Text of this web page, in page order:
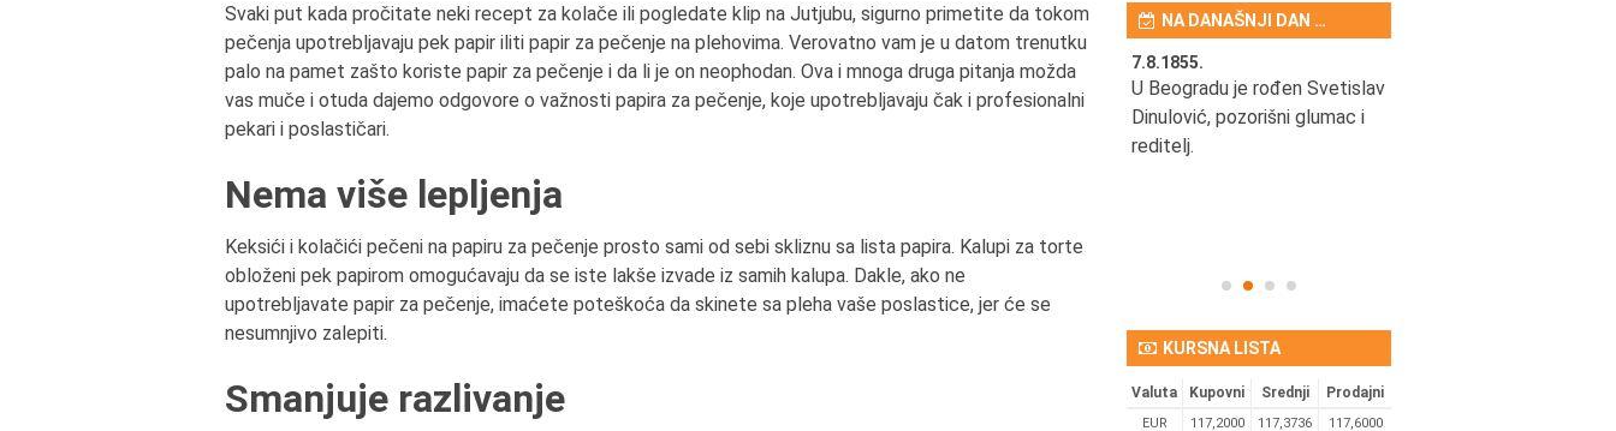
Svaki put kada pročitate neki recept za kolače ili pogledate klip na Jutjubu, sigurno primetite da tokom
pečenja upotrebljavaju pek papir iliti papir za pečenje na plehovima. Verovatno vam je u datom trenutku
palo na pamet zašto koriste papir za pečenje i da li je on neophodan. Ova i mnoga druga pitanja možda
vas muče i otuda dajemo odgovore o važnosti papira za pečenje, koje upotrebljavaju čak i profesionalni
pekari i poslastičari.
Nema više lepljenja
Keksići i kolačići pečeni na papiru za pečenje prosto sami od sebi skliznu sa lista papira. Kalupi za torte
obloženi pek papirom omogućavaju da se iste lakše izvade iz samih kalupa. Dakle, ako ne
upotrebljavate papir za pečenje, imaćete poteškoća da skinete sa pleha vaše poslastice, jer će se
nesumnjivo zalepiti.
Smanjuje razlivanje
NA DANAŠNJI DAN …
7.8.2015.
Preminula je Đurđija Cvetić,
pozorišna, filmska i TV
7.8.1859.
U Beogradu je rođen
Ilija
Stanojević
, jedan od najstarijih
7.8.1855.
U Beogradu je rođen Svetislav
Dinulović, pozorišni glumac i
reditelj.
KURSNA LISTA
Valuta Kupovni Srednji Prodajni
EUR 117,2000 117,3736
117,6000